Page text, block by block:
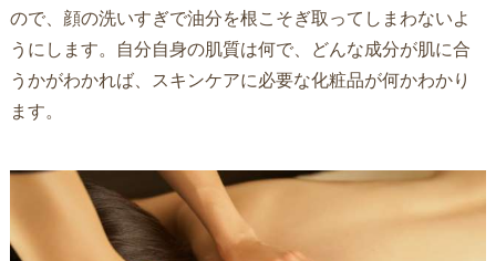
ので、顔の洗いすぎで油分を根こそぎ取ってしまわないよ
うにします。自分自身の肌質は何で、どんな成分が肌に合
うかがわかれば、スキンケアに必要な化粧品が何かわかり
ます。